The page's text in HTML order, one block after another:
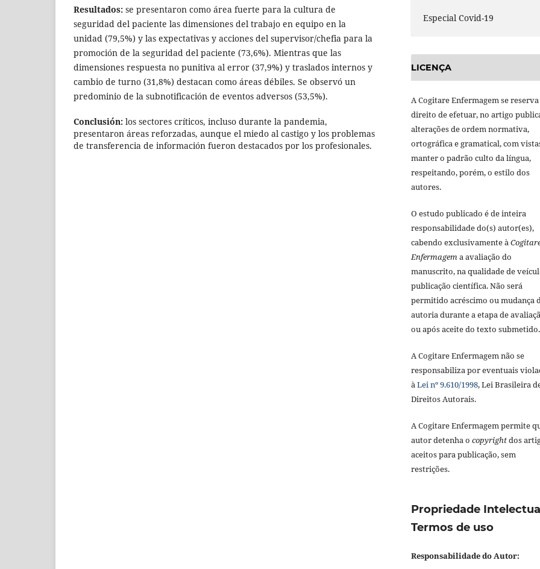
Resultados: se presentaron como área fuerte para la cultura de
seguridad del paciente las dimensiones del trabajo en equipo en la
unidad (79,5%) y las expectativas y acciones del supervisor/chefia para la
promoción de la seguridad del paciente (73,6%). Mientras que las
dimensiones respuesta no punitiva al error (37,9%) y traslados internos y
cambio de turno (31,8%) destacan como áreas débiles. Se observó un
predominio de la subnotificación de eventos adversos (53,5%).
Conclusión: los sectores críticos, incluso durante la pandemia,
presentaron áreas reforzadas, aunque el miedo al castigo y los problemas
de transferencia de información fueron destacados por los profesionales.
Especial Covid-19
LICENÇA
A Cogitare Enfermagem se
direito de efetuar, no artigo
alterações de ordem normativa,
ortográfica e gramatical, com
manter o padrão culto da língua,
respeitando, porém, o estilo dos
autores.
O estudo publicado é de inteira
responsabilidade do(s) autor(es),
cabendo exclusivamente à
Enfermagema avaliação do
manuscrito, na qualidade de
publicação científica. Não será
permitido acréscimo ou mudança
autoria durante a etapa de
ou após aceite do texto submetido.
A Cogitare Enfermagem não se
responsabiliza por eventuais
àLei nº 9.610/1998, Lei Brasileira
Direitos Autorais.
A Cogitare Enfermagem permite
autor detenha o copyrightdos
aceitos para publicação, sem
restrições.
Propriedade
Termos de uso
Responsabilidade do Autor: